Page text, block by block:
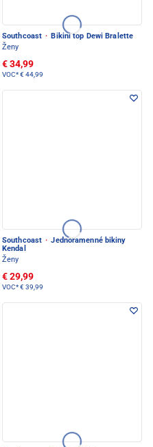
Southcoast · Bikini top Dewi Bralette
Ženy
€ 34,99
VOC*€ 44,99
Southcoast · Jednoramenné bikiny
Kendal
Ženy
€ 29,99
VOC*€ 39,99